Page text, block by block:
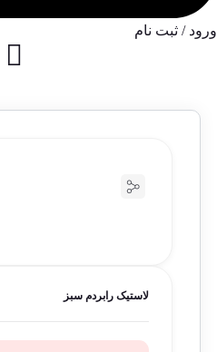
ورود / ثبت نام
لاستیک رابردم سبز